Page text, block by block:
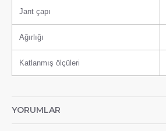
Jant çapı
Ağırlığı
Katlanmış ölçüleri
YORUMLAR